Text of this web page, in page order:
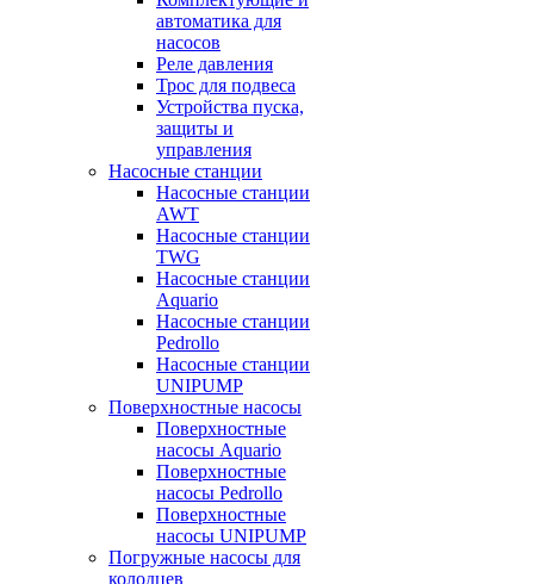
автоматика для
насосов
Реле давления
Трос для подвеса
Устройства пуска,
защиты и
управления
Насосные станции
Насосные станции
AWT
Насосные станции
TWG
Насосные станции
Aquario
Насосные станции
Pedrollo
Насосные станции
UNIPUMP
Поверхностные насосы
Поверхностные
насосы Aquario
Поверхностные
насосы Pedrollo
Поверхностные
насосы UNIPUMP
Погружные насосы для
колодцев